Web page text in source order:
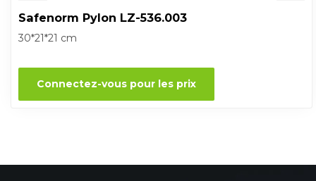
Safenorm Pylon LZ-536.003
30*21*21 cm
Connectez-vous pour les prix